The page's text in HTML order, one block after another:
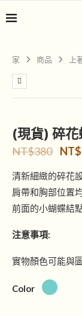
家 商品 上
(現貨) 碎
NT$380 NT$
清新細緻的碎花
肩帶和胸部位置
前面的小蝴蝶結
注意事項:
實物顏色可能與
Color